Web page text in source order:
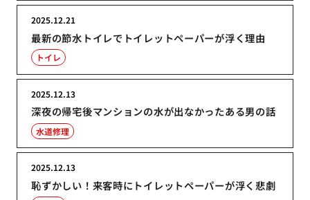
最新の節水トイレでトイレットペーパーが浮く理由
2025.12.21
トイレ
深夜の帰宅後マンションの水が出なかったある男の話
2025.12.13
水道修理
恥ずかしい！来客時にトイレットペーパーが浮く悲劇
2025.12.13